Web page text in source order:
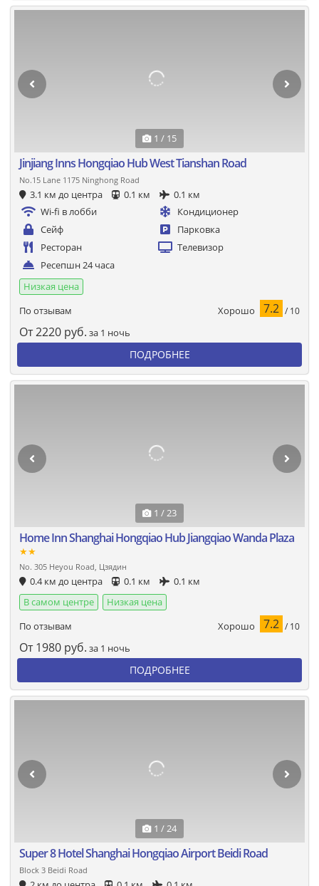
1 / 15
Jinjiang Inns Hongqiao Hub West Tianshan Road
No.15 Lane 1175 Ninghong Road
3.1 км до центра 0.1 км
0.1 км
Wi-fi в лобби
Кондиционер
Сейф
Парковка
Ресторан
Телевизор
Ресепшн 24 часа
Низкая цена
По отзывам
Хорошо 7.2 / 10
От2220 руб. за 1 ночь
ПОДРОБНЕЕ
1 / 23
Home Inn Shanghai Hongqiao Hub Jiangqiao Wanda Plaza
★★
No. 305 Heyou Road, Цзядин
0.4 км до центра 0.1 км
0.1 км
В самом центре
Низкая цена
По отзывам
Хорошо 7.2 / 10
От 1980 руб. за 1 ночь
ПОДРОБНЕЕ
1 / 24
Super 8 Hotel Shanghai Hongqiao Airport Beidi Road
Block 3 Beidi Road